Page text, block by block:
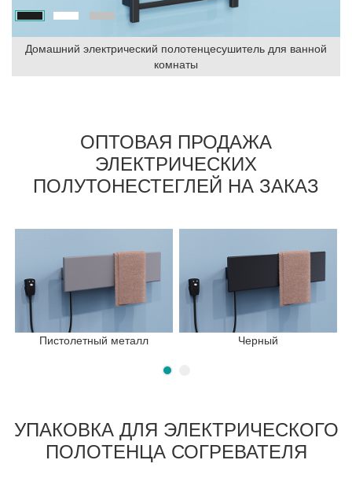
Домашний электрический полотенцесушитель для ванной
комнаты
ОПТОВАЯ ПРОДАЖА
ЭЛЕКТРИЧЕСКИХ
ПОЛУТОНЕСТЕГЛЕЙ НА ЗАКАЗ
Пистолетный металл Черный
УПАКОВКА ДЛЯ ЭЛЕКТРИЧЕСКОГО
ПОЛОТЕНЦА СОГРЕВАТЕЛЯ